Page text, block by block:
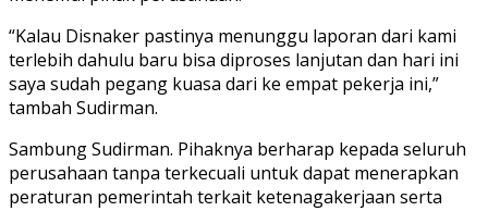
“Kalau Disnaker pastinya menunggu laporan dari kami
terlebih dahulu baru bisa diproses lanjutan dan hari ini
saya sudah pegang kuasa dari ke empat pekerja ini,”
tambah Sudirman.
Sambung Sudirman. Pihaknya berharap kepada seluruh
perusahaan tanpa terkecuali untuk dapat menerapkan
peraturan pemerintah terkait ketenagakerjaan serta